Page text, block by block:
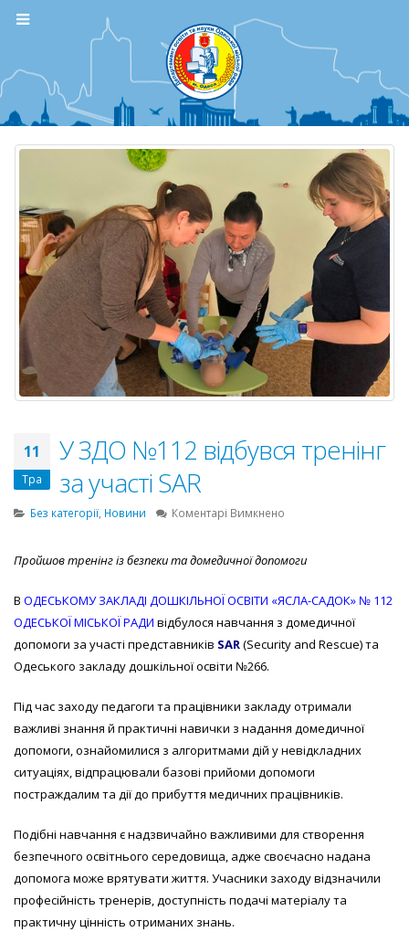
11
Тра
У ЗДО №112 відбувся тренінг
за участі SAR
Без категорії, Новини Коментарі Вимкнено
№112
тренінг
за
участі
Пройшов тренінг із безпеки та домедичної допомоги
В ОДЕСЬКОМУ ЗАКЛАДІ ДОШКІЛЬНОЇ ОСВІТИ «ЯСЛА-САДОК» № 112
ОДЕСЬКОЇ МІСЬКОЇ РАДИ відбулося навчання з домедичної
допомоги за участі представників SAR(Security and Rescue) та
Одеського закладу дошкільної освіти №266.
Під час заходу педагоги та працівники закладу отримали
важливі знання й практичні навички з надання домедичної
допомоги, ознайомилися з алгоритмами дій у невідкладних
ситуаціях, відпрацювали базові прийоми допомоги
постраждалим та дії до прибуття медичних працівників.
Подібні навчання є надзвичайно важливими для створення
безпечного освітнього середовища, адже своєчасно надана
допомога може врятувати життя. Учасники заходу відзначили
професійність тренерів, доступність подачі матеріалу та
практичну цінність отриманих знань.